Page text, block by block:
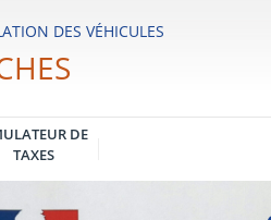
DES VÉHICULES
DE
TAXES